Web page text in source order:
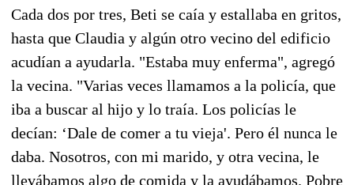
Cada dos por tres, Beti se caía y estallaba en gritos,
hasta que Claudia y algún otro vecino del edificio
acudían a ayudarla. "Estaba muy enferma", agregó
la vecina. "Varias veces llamamos a la policía, que
iba a buscar al hijo y lo traía. Los policías le
decían: ‘Dale de comer a tu vieja'. Pero él nunca le
daba. Nosotros, con mi marido, y otra vecina, le
llevábamos algo de comida y la ayudábamos. Pobre